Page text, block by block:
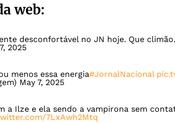
web:
desconfortável no JN hoje. Que climão.
2025
menos essa energia#JornalNacional
May 7, 2025
a Ilze e ela sendo a vampirona sem
7LxAwh2Mtq